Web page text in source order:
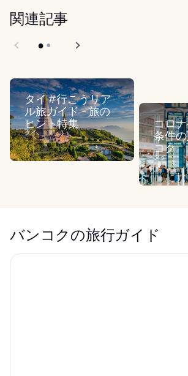
関連記事
タイ #行こうリア
ル旅ガイド - 旅の
ヒント特集
タイ
コロ
条件
コク
タイ
バンコクの旅行ガイド
ザ アテニー ホテル ラグジュアリー コ